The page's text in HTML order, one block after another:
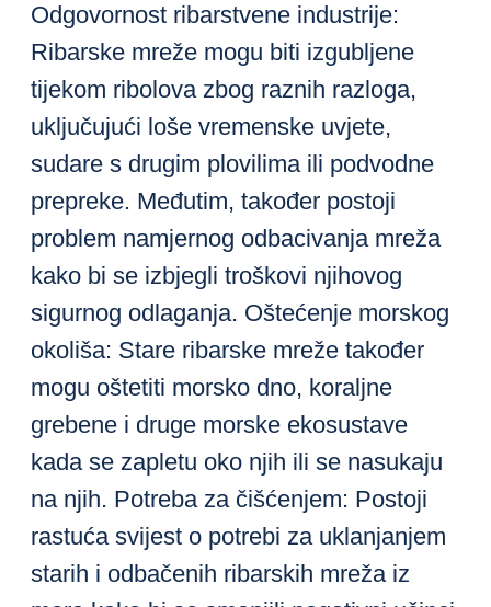
Odgovornost ribarstvene industrije:
Ribarske mreže mogu biti izgubljene
tijekom ribolova zbog raznih razloga,
uključujući loše vremenske uvjete,
sudare s drugim plovilima ili podvodne
prepreke. Međutim, također postoji
problem namjernog odbacivanja mreža
kako bi se izbjegli troškovi njihovog
sigurnog odlaganja. Oštećenje morskog
okoliša: Stare ribarske mreže također
mogu oštetiti morsko dno, koraljne
grebene i druge morske ekosustave
kada se zapletu oko njih ili se nasukaju
na njih. Potreba za čišćenjem: Postoji
rastuća svijest o potrebi za uklanjanjem
starih i odbačenih ribarskih mreža iz